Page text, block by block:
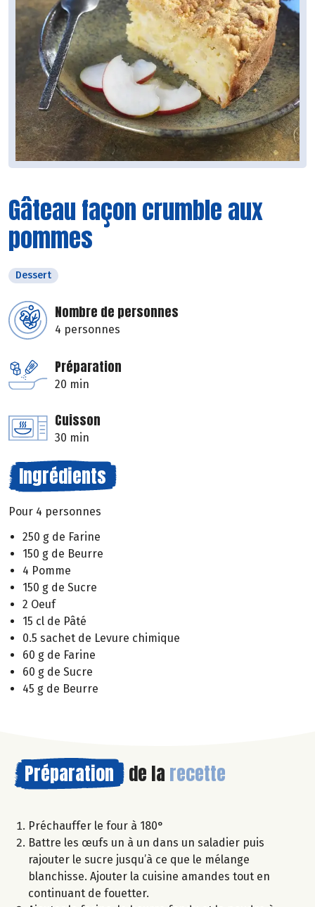
Gâteau façon crumble aux
pommes
Dessert
Nombre de personnes
4 personnes
Préparation
20 min
Cuisson
30 min
Ingrédients
Pour 4 personnes
250 g de Farine
150 g de Beurre
4 Pomme
150 g de Sucre
2 Oeuf
15 cl de Pâté
0.5 sachet de Levure chimique
60 g de Farine
60 g de Sucre
45 g de Beurre
Préparation de la recette
Préchauffer le four à 180°
Battre les œufs un à un dans un saladier puis
rajouter le sucre jusqu’à ce que le mélange
blanchisse. Ajouter la cuisine amandes tout en
continuant de fouetter.